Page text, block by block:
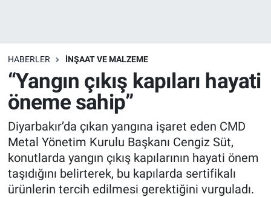
HABERLER İNŞAAT VE MALZEME
“Yangın çıkış kapıları hayati
öneme sahip”
Diyarbakır’da çıkan yangına işaret eden CMD
Metal Yönetim Kurulu Başkanı Cengiz Süt,
konutlarda yangın çıkış kapılarının hayati önem
taşıdığını belirterek, bu kapılarda sertifikalı
ürünlerin tercih edilmesi gerektiğini vurguladı.
Depolama Çözümleri
İnşaat ve Malzeme
HaberOrtak
EndüstriST
Enerjisini Üreten Fabrikalar